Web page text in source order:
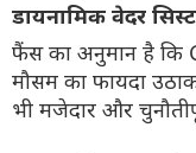
डायनामिक वेदर
फैंस का अनुमान है कि
मौसम का फायदा
भी मजेदार और